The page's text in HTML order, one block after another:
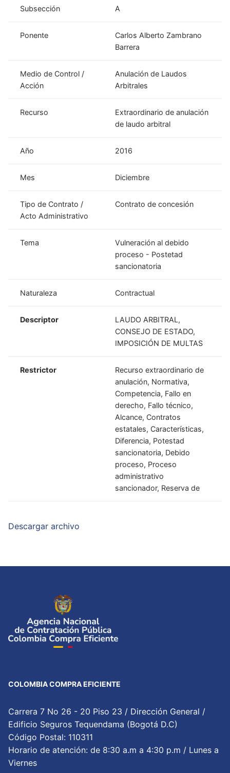
Subsección A
Ponente
Carlos Alberto Zambrano
Barrera
Medio de Control /
Acción
Anulación de Laudos
Arbitrales
Recurso
Extraordinario de anulación
de laudo arbitral
Año 2016
Mes Diciembre
Tipo de Contrato /
Acto Administrativo
Contrato de concesión
Tema
Vulneración al debido
proceso - Postetad
sancionatoria
Naturaleza Contractual
Descriptor
LAUDO ARBITRAL,
CONSEJO DE ESTADO,
IMPOSICIÓN DE MULTAS
Restrictor
Recurso extraordinario de
anulación, Normativa,
Competencia, Fallo en
derecho, Fallo técnico,
Alcance, Contratos
estatales, Características,
Diferencia, Potestad
sancionatoria, Debido
proceso, Proceso
administrativo
sancionador, Reserva de
Descargar archivo
COLOMBIA COMPRA EFICIENTE
Carrera 7 No 26 - 20 Piso 23 / Dirección General /
Edificio Seguros Tequendama (Bogotá D.C)
Código Postal: 110311
Horario de atención: de 8:30 a.m a 4:30 p.m / Lunes a
Viernes